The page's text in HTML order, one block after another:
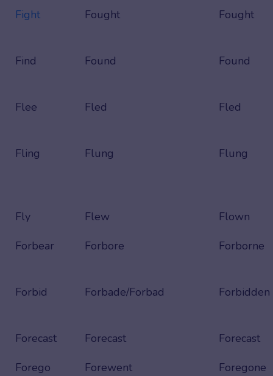
Fight Fought Fought
Find Found Found
Flee Fled Fled
Fling Flung Flung
Fly Flew
Flown
Forbear
Forbore Forborne
Forbid Forbade/Forbad Forbidden
Forecast Forecast
Forecast
Forego
Forewent Foregone